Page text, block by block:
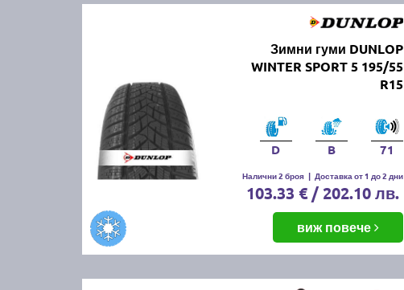
Зимни гуми DUNLOP
WINTER SPORT 5 195/55
R15
D B 71
Налични 2 броя | Доставка от 1 до 2 дни
103.33 € / 202.10 лв.
виж повече